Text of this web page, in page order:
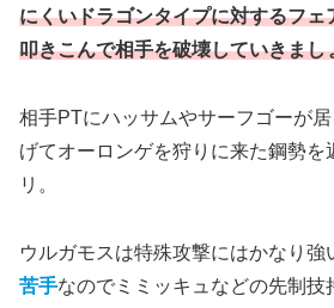
にくいドラゴンタイプに対するフェ
叩きこんで相手を破壊していきまし
相手PTにハッサムやサーフゴーが
げてオーロンゲを狩りに来た鋼勢を
リ。
ウルガモスは特殊攻撃にはかなり強
苦手なのでミミッキュなどの先制技